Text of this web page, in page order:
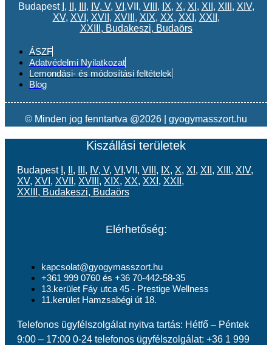
Budapest , , , IV, V, VI ,VII, VIII , IX, X, XI , XII , XIII , XIV,
XV, XVI , XVII , XVIII , XIX, XX, XXI , XXII ,
XXIII , Budakeszi, Budaörs
ÁSZF
Adatvédelmi Nyilatkozat
Lemondási- és módosítási feltételek
Blog
© Minden jog fenntartva @2026 | gyogymasszort.hu
Kiszállási területek
Budapest , , , IV, V, VI ,VII, VIII , IX, X, XI , XII , XIII , XIV,
XV, XVI , XVII , XVIII , XIX, XX, XXI , XXII ,
XXIII , Budakeszi, Budaörs
Elérhetőség:
kapcsolat@gyogymasszort.hu
+361 999 0760 és +36 70-442-58-35
13.kerület Fáy utca 45 - Prestige Wellness
11.kerület Hamzsabégi út 18.
Telefonos ügyfélszolgálat nyitva tartás: Hétfő – Péntek
9:00 – 17:00 0-24 telefonos ügyfélszolgálat: +36 1 999